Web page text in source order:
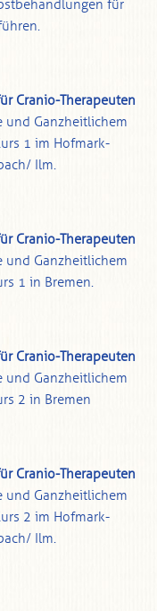
für
für Cranio-Therapeuten
und Ganzheitlichem
1 im Hofmark-
Ilm.
für Cranio-Therapeuten
und Ganzheitlichem
1 in Bremen.
für Cranio-Therapeuten
und Ganzheitlichem
2 in Bremen
für Cranio-Therapeuten
und Ganzheitlichem
2 im Hofmark-
Ilm.